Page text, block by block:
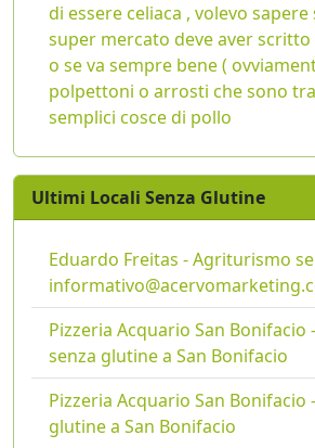
di essere celiaca , volevo sapere
super mercato deve aver
o se va sempre bene (
polpettoni o arrosti che sono
semplici cosce di pollo
Ultimi Locali Senza Glutine
Eduardo Freitas - Agriturismo
Pizzeria Acquario San Bonifacio
senza glutine a San Bonifacio
Pizzeria Acquario San Bonifacio
glutine a San Bonifacio